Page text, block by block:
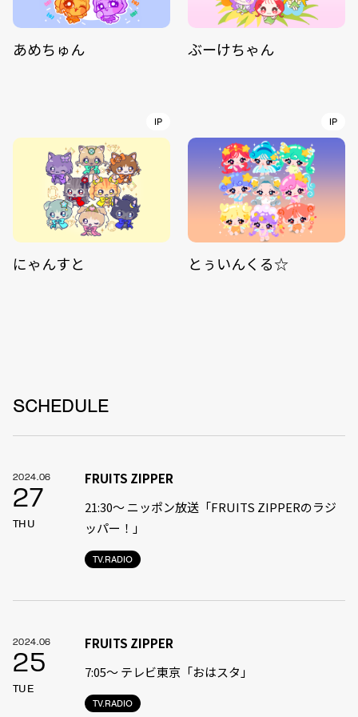
あめちゅん ぶーけちゃん
IP
にゃんすと
IP
とぅいんくる☆
SCHEDULE
2024.06
27
THU
TV.RADIO
FRUITS ZIPPER
21:30〜 ニッポン放送「FRUITS ZIPPERのラジ
ッパー！」
2024.06
25
TUE
TV.RADIO
FRUITS ZIPPER
7:05〜 テレビ東京「おはスタ」